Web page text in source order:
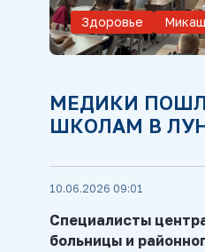
Здоровье
МЕДИКИ
ШКОЛАМ В
10.06.2026 09:01
Специалисты
больницы и